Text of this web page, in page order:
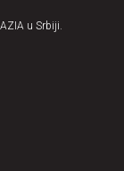
u Srbiji.